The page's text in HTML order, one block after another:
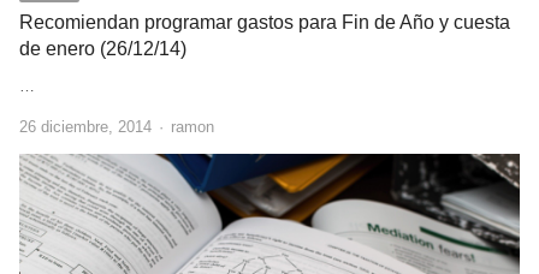
Recomiendan programar gastos para Fin de Año y cuesta
de enero (26/12/14)
26 diciembre, 2014 Author
ramon